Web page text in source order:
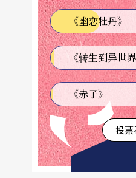
《幽恋牡丹》
《赤子》
投票